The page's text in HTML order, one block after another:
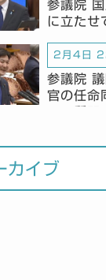
参議院
に立たせ
2月4日
参議院
官の任命